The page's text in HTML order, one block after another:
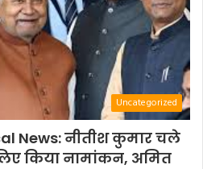
Uncategorized
News: नीतीश कुमार चले
किया नामांकन, अमित